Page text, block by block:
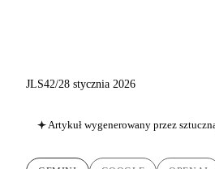
JLS42/28 stycznia 2026
Artykuł wygenerowany przez